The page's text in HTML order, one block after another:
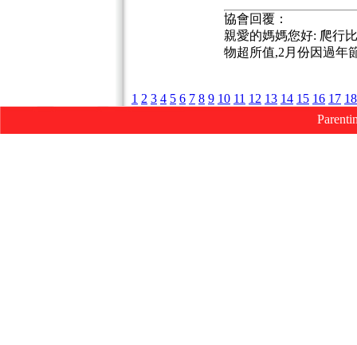
協會回覆：
親愛的媽媽您好: 爬行
物超所值,2月份因過年
1 2 3 4 5 6 7 8 9 10 11 12 13 14 15 16 17 18